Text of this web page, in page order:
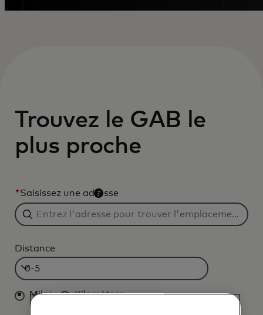
Trouvez le GAB le
plus proche
*Saisissez une adresse
Distance
Miles Kilomètres